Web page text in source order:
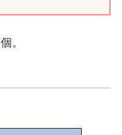
。